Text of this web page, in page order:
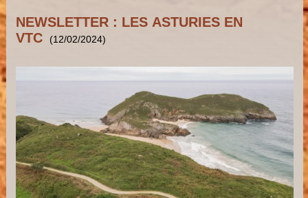
NEWSLETTER : LES ASTURIES EN
VTC
(12/02/2024)